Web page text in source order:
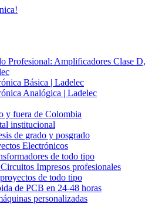
Profesional: Amplificadores Clase D,
Básica | Ladelec
Analógica | Ladelec
y fuera de Colombia
institucional
de grado y posgrado
Electrónicos
de todo tipo
Impresos profesionales
de todo tipo
de PCB en 24-48 horas
personalizadas